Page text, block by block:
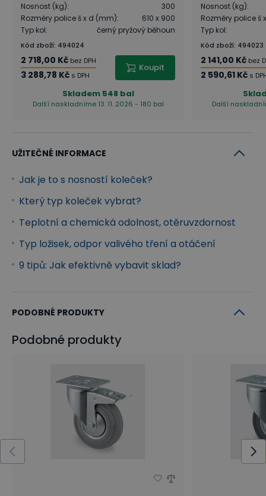
Nosnost (kg):
300
Rozměry police š x d (mm):
610 x 900
Typ kol: černý pryžový běhoun
Kód zboží: 494024
2 718,00 Kč bez DPH
3 288,78 Kč s DPH
Koupit
Skladem 548 bal
Další naskladníme 13. 11. 2026 - 180 bal
Nosnost (kg):
Rozměry police š
Typ kol:
Kód zboží: 494023
2 141,00 Kč bez
2 590,61 Kč s
Další
UŽITEČNÉ INFORMACE
Jak je to s nosností koleček?
Který typ koleček vybrat?
Teplotní a chemická odolnost, otěruvzdornost
Typ ložisek, odpor valivého tření a otáčení
9 tipů: Jak efektivně vybavit sklad?
PODOBNÉ PRODUKTY
Podobné produkty